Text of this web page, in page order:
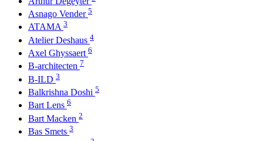
Asnago Vender 5
ATAMA 3
Atelier Deshaus 4
Axel Ghyssaert 6
B-architecten 7
B-ILD 3
Balkrishna Doshi 5
Bart Lens 6
Bart Macken 2
Bas Smets 3